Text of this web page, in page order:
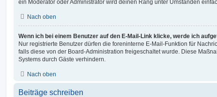
ein Moderator oder Administrator wird deinen Rang unter Umständen
Nach oben
Wenn ich bei einem Benutzer auf den E-Mail-Link klicke, werde ich
Nur registrierte Benutzer dürfen die foreninterne E-Mail-Funktion für
falls diese von der Board-Administration freigeschaltet wurde. Diese
Systems durch Gäste verhindern.
Nach oben
Beiträge schreiben